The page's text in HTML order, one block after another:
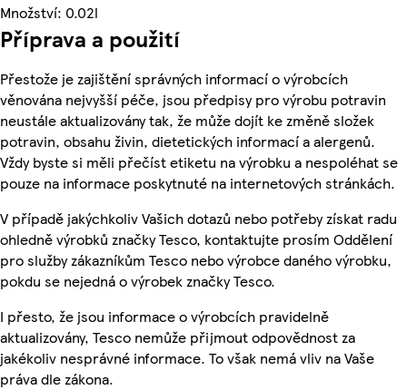
Množství: 0.02l
Příprava a použití
Přestože je zajištění správných informací o výrobcích
věnována nejvyšší péče, jsou předpisy pro výrobu potravin
neustále aktualizovány tak, že může dojít ke změně složek
potravin, obsahu živin, dietetických informací a alergenů.
Vždy byste si měli přečíst etiketu na výrobku a nespoléhat se
pouze na informace poskytnuté na internetových stránkách.
V případě jakýchkoliv Vašich dotazů nebo potřeby získat radu
ohledně výrobků značky Tesco, kontaktujte prosím Oddělení
pro služby zákazníkům Tesco nebo výrobce daného výrobku,
pokdu se nejedná o výrobek značky Tesco.
I přesto, že jsou informace o výrobcích pravidelně
aktualizovány, Tesco nemůže přijmout odpovědnost za
jakékoliv nesprávné informace. To však nemá vliv na Vaše
práva dle zákona.